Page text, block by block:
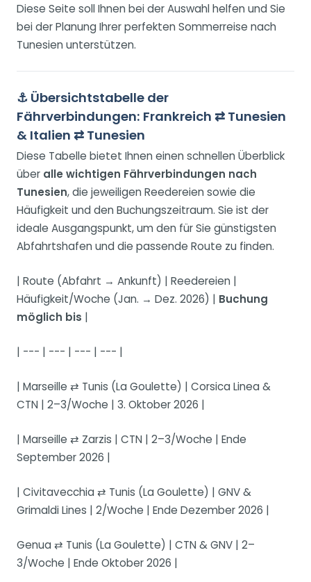
Diese Seite soll Ihnen bei der Auswahl helfen und Sie
bei der Planung Ihrer perfekten Sommerreise nach
Tunesien unterstützen.
⚓ Übersichtstabelle der
Fährverbindungen: Frankreich ⇄ Tunesien
& Italien ⇄ Tunesien
Diese Tabelle bietet Ihnen einen schnellen Überblick
über alle wichtigen Fährverbindungen nach
Tunesien, die jeweiligen Reedereien sowie die
Häufigkeit und den Buchungszeitraum. Sie ist der
ideale Ausgangspunkt, um den für Sie günstigsten
Abfahrtshafen und die passende Route zu finden.
| Route (Abfahrt → Ankunft) | Reedereien |
Häufigkeit/Woche (Jan. → Dez. 2026) | Buchung
möglich bis |
| --- | --- | --- | --- |
| Marseille ⇄ Tunis (La Goulette) | Corsica Linea &
CTN | 2–3/Woche | 3. Oktober 2026 |
| Marseille ⇄ Zarzis | CTN | 2–3/Woche | Ende
September 2026 |
| Civitavecchia ⇄ Tunis (La Goulette) | GNV &
Grimaldi Lines | 2/Woche | Ende Dezember 2026 |
Genua ⇄ Tunis (La Goulette) | CTN & GNV | 2–
3/Woche | Ende Oktober 2026 |